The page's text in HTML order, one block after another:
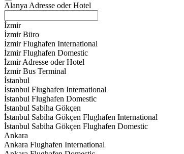
Alanya Adresse oder Hotel
İzmir
İzmir Büro
İzmir Flughafen International
İzmir Flughafen Domestic
İzmir Adresse oder Hotel
İzmir Bus Terminal
İstanbul
İstanbul Flughafen International
İstanbul Flughafen Domestic
İstanbul Sabiha Gökçen
İstanbul Sabiha Gökçen Flughafen International
İstanbul Sabiha Gökçen Flughafen Domestic
Ankara
Ankara Flughafen International